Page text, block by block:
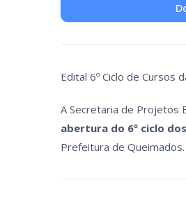
Edital 6º Ciclo de Cursos
A Secretaria de Projetos
abertura do 6º ciclo
Prefeitura de Queimados.